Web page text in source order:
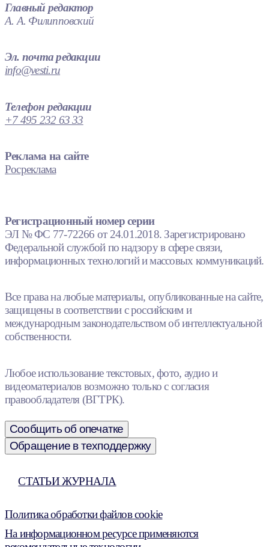
Главный редактор
А. А. Филипповский
Эл. почта редакции
info@vesti.ru
Телефон редакции
+7 495 232 63 33
Реклама на сайте
Росреклама
Регистрационный номер серии
ЭЛ № ФС 77-72266 от 24.01.2018. Зарегистрировано
Федеральной службой по надзору в сфере связи,
информационных технологий и массовых коммуникаций.
Все права на любые материалы, опубликованные на сайте,
защищены в соответствии с российским и
международным законодательством об интеллектуальной
собственности.
Любое использование текстовых, фото, аудио и
видеоматериалов возможно только с согласия
правообладателя (ВГТРК).
Сообщить об опечатке
Обращение в техподдержку
СТАТЬИ ЖУРНАЛА
Политика обработки файлов cookie
На информационном ресурсе применяются